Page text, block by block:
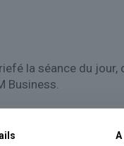
la séance du jour,
Business.